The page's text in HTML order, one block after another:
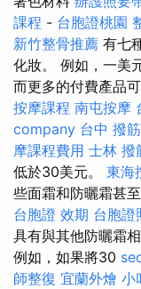
課程 - 台胞證桃園
新竹整骨推薦 有七
化妝。 例如，一美
而更多的付費產品
按摩課程 南屯按摩
company 台中 撥筋
摩課程費用 士林 撥
低於30美元。 東海
些面霜和防曬霜甚
台胞證 效期 台胞證
具有與其他防曬霜
例如，如果將30
師整復 宜蘭外燴 小